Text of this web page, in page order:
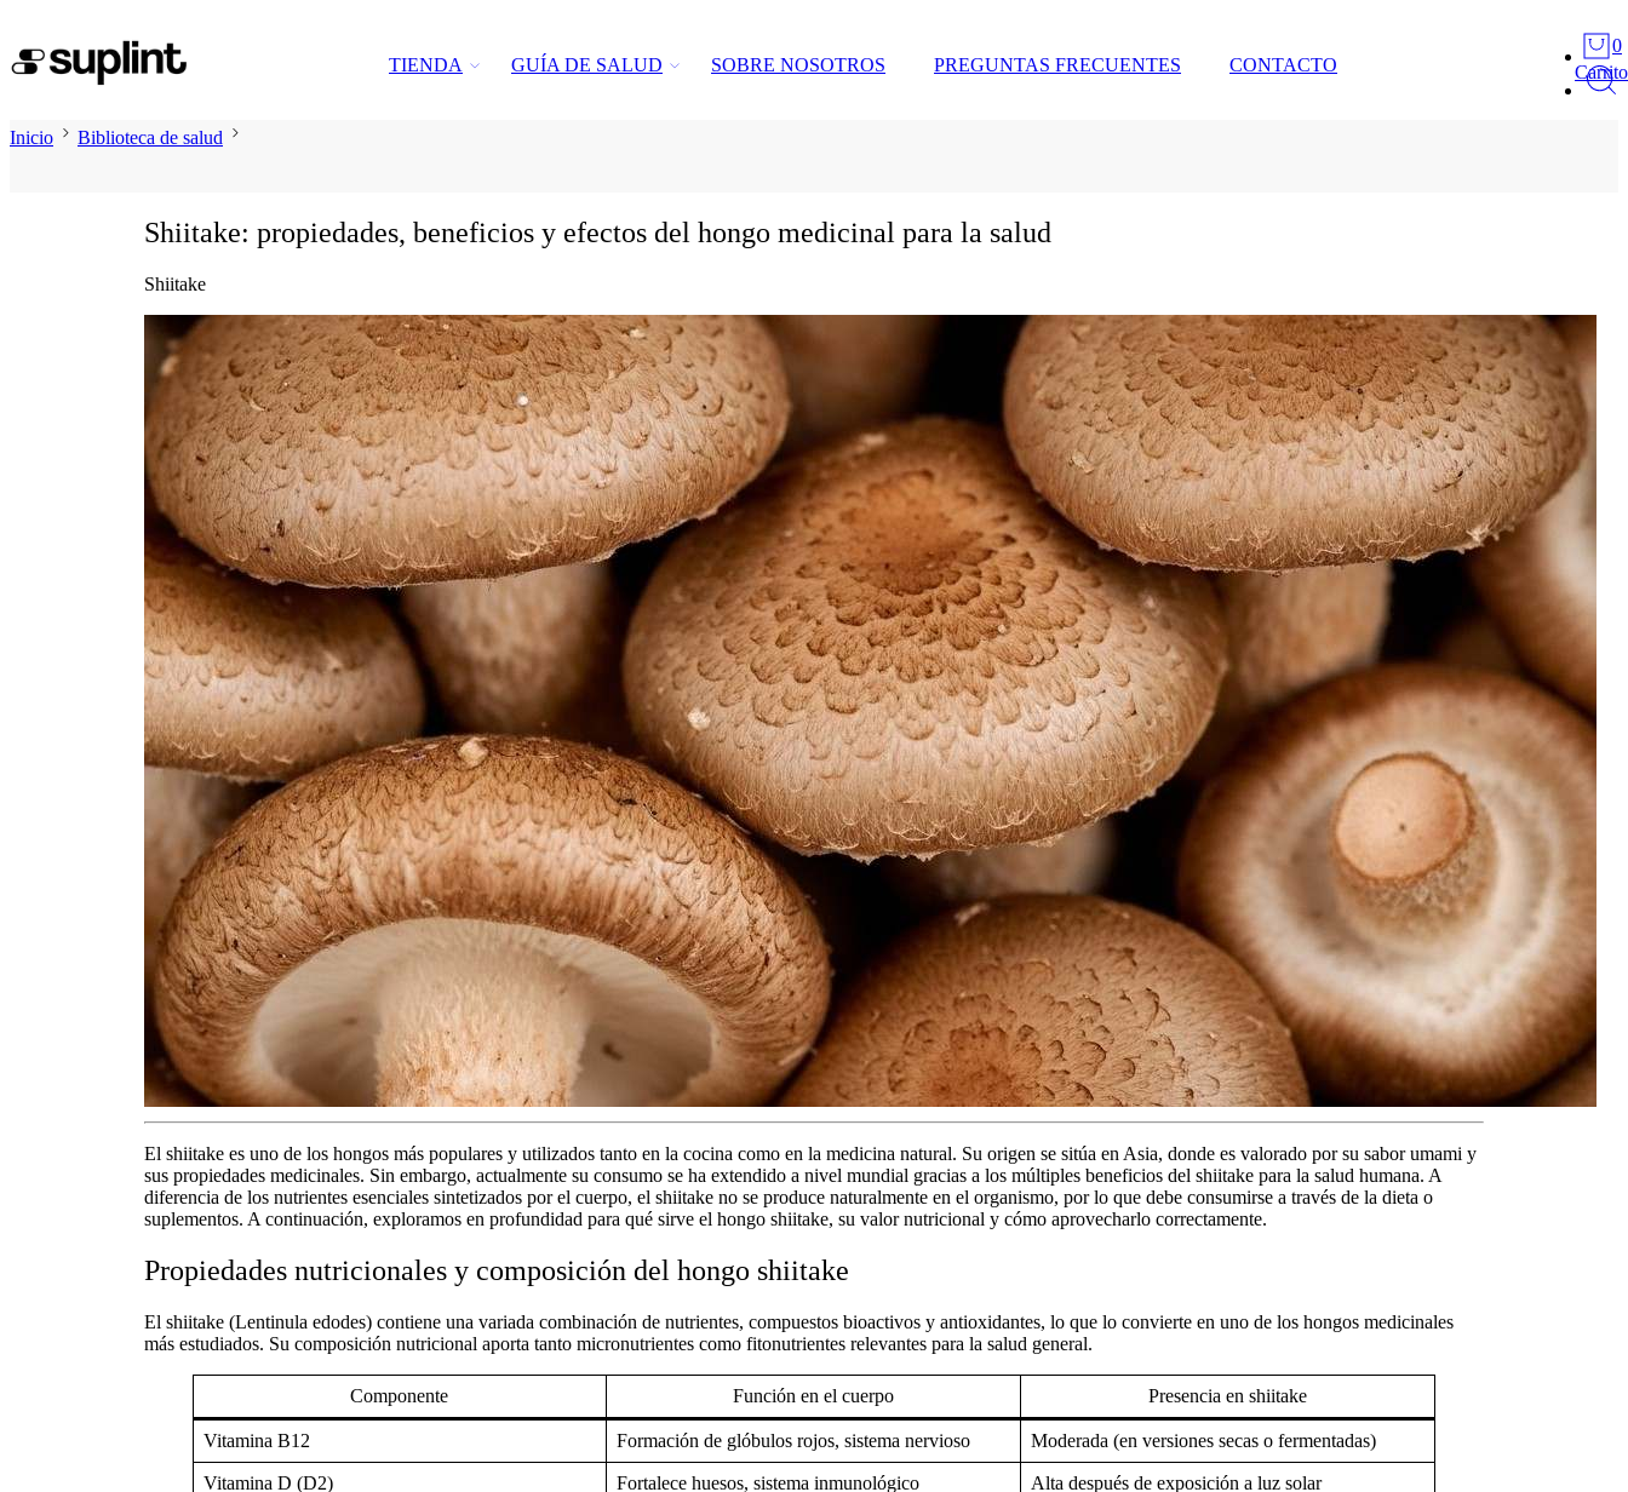
0
Carrito
TIENDA GUÍA DE SALUD SOBRE NOSOTROS PREGUNTAS FRECUENTES CONTACTO
Inicio Biblioteca de salud
Shiitake: propiedades, beneficios y efectos del hongo medicinal para la salud
Shiitake
El shiitakees uno de los hongos más populares y utilizados tanto en la cocina como en la medicina natural. Su origen se sitúa en Asia, donde es valorado por su sabor umami y
sus propiedades medicinales. Sin embargo, actualmente su consumo se ha extendido a nivel mundial gracias a los múltiples beneficios del shiitake para la salud humana. A
diferencia de los nutrientes esenciales sintetizados por el cuerpo, el shiitake no se produce naturalmente en el organismo, por lo que debe consumirse a través de la dieta o
suplementos. A continuación, exploramos en profundidad para qué sirve el hongo shiitake, su valor nutricional y cómo aprovecharlo correctamente.
Propiedades nutricionales y composición del hongo shiitake
El shiitake (Lentinula edodes)contiene una variada combinación de nutrientes, compuestos bioactivos y antioxidantes, lo que lo convierte en uno de los hongos medicinales
más estudiados. Su composición nutricional aporta tanto micronutrientes como fitonutrientes relevantes para la salud general.
Componente Función en el cuerpo Presencia en shiitake
Vitamina B12 Formación de glóbulos rojos, sistema nervioso Moderada (en versiones secas o fermentadas)
Vitamina D (D2) Fortalece huesos, sistema inmunológico Alta después de exposición a luz solar